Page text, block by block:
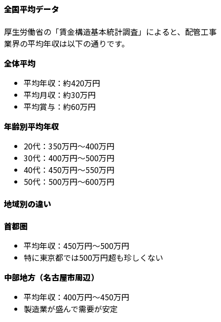
全国平均データ
厚生労働省の「賃金構造基本統計調査」によると、配管工事
業界の平均年収は以下の通りです。
全体平均
平均年収：約420万円
平均月収：約30万円
平均賞与：約60万円
年齢別平均年収
20代：350万円～400万円
30代：400万円～500万円
40代：450万円～550万円
50代：500万円～600万円
地域別の違い
首都圏
平均年収：450万円～500万円
特に東京都では500万円超も珍しくない
中部地方（名古屋市周辺）
平均年収：400万円～450万円
製造業が盛んで需要が安定